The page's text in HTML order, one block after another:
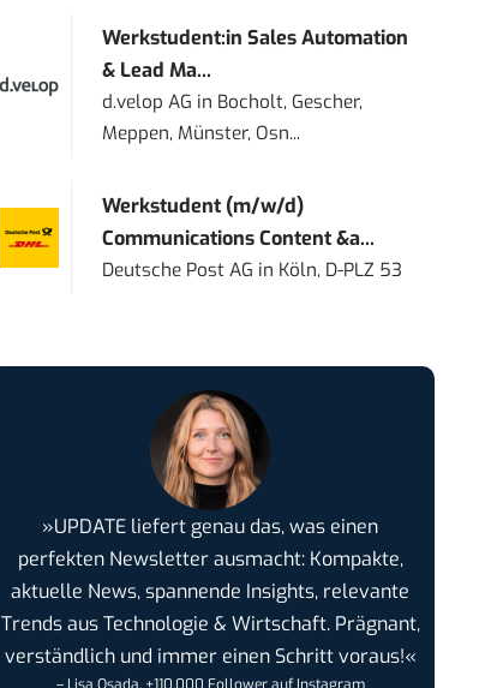
Werkstudent:in Sales Automation
& Lead Ma...
d.velop AG in Bocholt, Gescher,
Meppen, Münster, Osn...
Werkstudent (m/w/d)
Communications Content &a...
Deutsche Post AG in Köln, D-PLZ 53
»UPDATE liefert genau das, was einen
perfekten Newsletter ausmacht: Kompakte,
aktuelle News, spannende Insights, relevante
Trends aus Technologie & Wirtschaft. Prägnant,
verständlich und immer einen Schritt voraus!«